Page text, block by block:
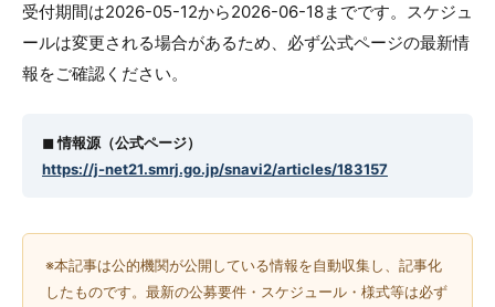
受付期間は2026-05-12から2026-06-18までです。スケジュ
ールは変更される場合があるため、必ず公式ページの最新情
報をご確認ください。
◼︎ 情報源（公式ページ）
https://j-net21.smrj.go.jp/snavi2/articles/183157
※本記事は公的機関が公開している情報を自動収集し、記事化
したものです。最新の公募要件・スケジュール・様式等は必ず